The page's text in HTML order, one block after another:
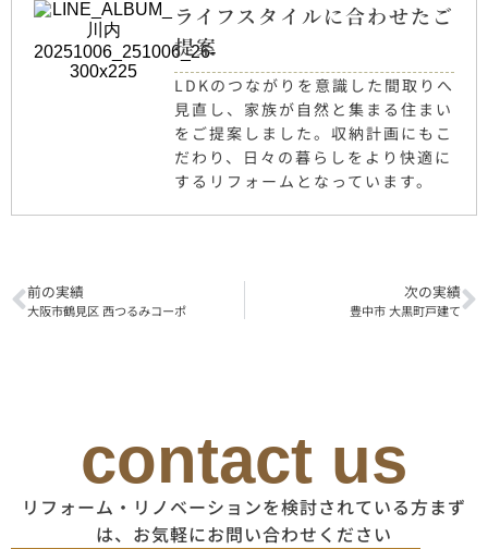
ライフスタイルに合わせたご
提案
LDKのつながりを意識した間取りへ
見直し、家族が自然と集まる住まい
をご提案しました。収納計画にもこ
だわり、日々の暮らしをより快適に
するリフォームとなっています。
前の実績
大阪市鶴見区 西つるみコーポ
次の実績
豊中市 大黒町戸建て
contact us
リフォーム・リノベーションを検討されている方まず
は、お気軽にお問い合わせください